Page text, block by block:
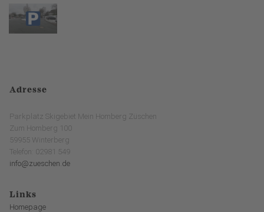
Adresse
Parkplatz Skigebiet Mein Homberg Züschen
Zum Homberg 100
59955 Winterberg
Telefon: 02981 549
info@zueschen.de
Links
Homepage